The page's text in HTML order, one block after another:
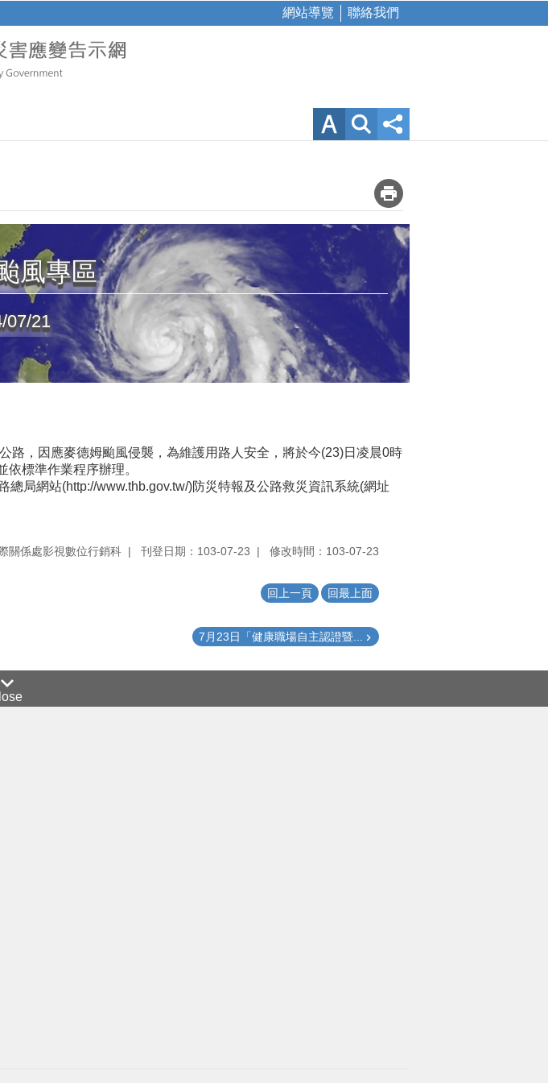
網站導覽 聯絡我們
風專區
07/21
路，因應麥德姆颱風侵襲，為維護用路人安全，將於今(23)日凌晨0時
標準作業程序辦理。
局網站(http://www.thb.gov.tw/)防災特報及公路救災資訊系統(網址
關係處影視數位行銷科 刊登日期：103-07-23 修改時間：103-07-23
回上一頁 回最上面
7月23日「健康職場自主認證暨...